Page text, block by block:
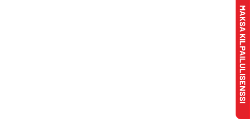
MAKSA KILPAILULISENSSI